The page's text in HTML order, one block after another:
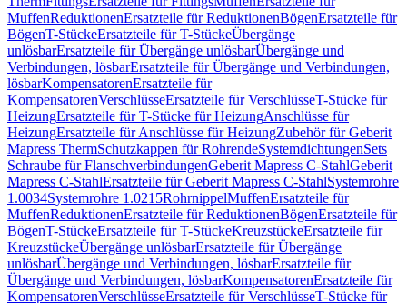
MuffenReduktionenErsatzteile für ReduktionenBögenErsatzteile für
BögenT-StückeErsatzteile für T-StückeÜbergänge
unlösbarErsatzteile für Übergänge unlösbarÜbergänge und
Verbindungen, lösbarErsatzteile für Übergänge und Verbindungen,
lösbarKompensatorenErsatzteile für
KompensatorenVerschlüsseErsatzteile für VerschlüsseT-Stücke für
HeizungErsatzteile für T-Stücke für HeizungAnschlüsse für
HeizungErsatzteile für Anschlüsse für HeizungZubehör für Geberit
Mapress ThermSchutzkappen für RohrendeSystemdichtungenSets
Schraube für FlanschverbindungenGeberit Mapress C-StahlGeberit
Mapress C-StahlErsatzteile für Geberit Mapress C-StahlSystemrohre
1.0034Systemrohre 1.0215RohrnippelMuffenErsatzteile für
MuffenReduktionenErsatzteile für ReduktionenBögenErsatzteile für
BögenT-StückeErsatzteile für T-StückeKreuzstückeErsatzteile für
KreuzstückeÜbergänge unlösbarErsatzteile für Übergänge
unlösbarÜbergänge und Verbindungen, lösbarErsatzteile für
Übergänge und Verbindungen, lösbarKompensatorenErsatzteile für
KompensatorenVerschlüsseErsatzteile für VerschlüsseT-Stücke für